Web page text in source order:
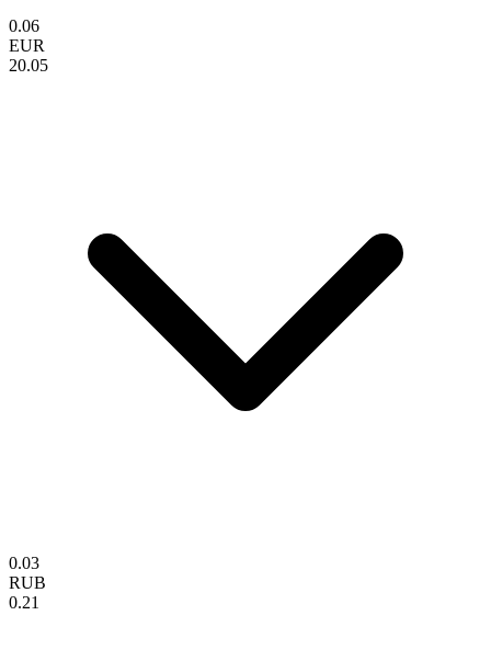
0.06
EUR
20.05
0.03
RUB
0.21